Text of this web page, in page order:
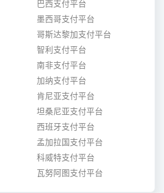
巴西支付平台
墨西哥支付平台
哥斯达黎加支付平台
智利支付平台
南非支付平台
加纳支付平台
肯尼亚支付平台
坦桑尼亚支付平台
西班牙支付平台
孟加拉国支付平台
科威特支付平台
瓦努阿图支付平台